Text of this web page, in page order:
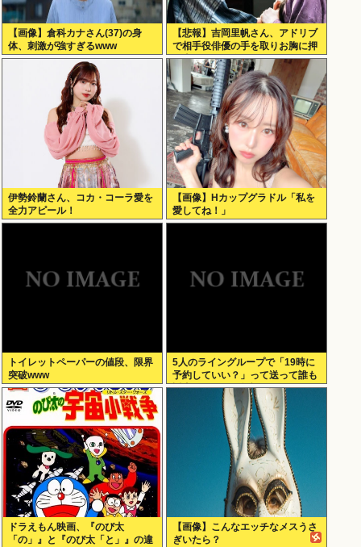
【画像】倉科カナさん(37)の身
体、刺激が強すぎるwww
【悲報】吉岡里帆さん、アドリブ
で相手役俳優の手を取りお胸に押
し当てる（画像あり）
伊勢鈴蘭さん、コカ・コーラ愛を
全力アピール！
【画像】Hカップグラドル「私を
愛してね！」
トイレットペーパーの値段、限界
突破www
5人のライングループで「19時に
予約していい？」って送って誰も
返事しないから無視でいいよね？
ドラえもん映画、『のび太
「の」』と『のび太「と」』の違
【画像】こんなエッチなメスうさ
ぎいたら？